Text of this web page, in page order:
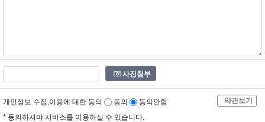
사진첨부
개인정보 수집,이용에 대한 동의 동의 동의안함
약관보기
* 동의하셔야 서비스를 이용하실 수 있습니다.